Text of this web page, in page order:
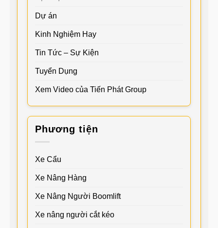
Dự án
Kinh Nghiệm Hay
Tin Tức – Sự Kiện
Tuyển Dụng
Xem Video của Tiến Phát Group
Phương tiện
Xe Cẩu
Xe Nâng Hàng
Xe Nâng Người Boomlift
Xe nâng người cắt kéo